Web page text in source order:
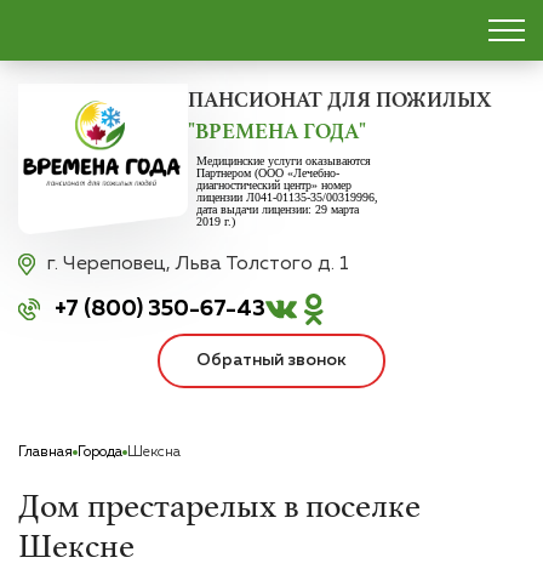
ПАНСИОНАТ ДЛЯ ПОЖИЛЫХ
"ВРЕМЕНА ГОДА"
Медицинские услуги оказываются
Партнером (ООО «Лечебно-
диагностический центр» номер
лицензии Л041-01135-35/00319996,
дата выдачи лицензии: 29 марта
2019 г.)
г. Череповец,Льва Толстого д. 1
+7 (800) 350-67-43
Обратный звонок
Главная Города Шексна
Дом престарелых в поселке
Шексне